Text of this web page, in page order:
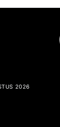
2026